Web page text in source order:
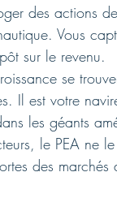
des actions
Vous
sur le revenu.
se
Il est votre
les géants
le PEA ne
des